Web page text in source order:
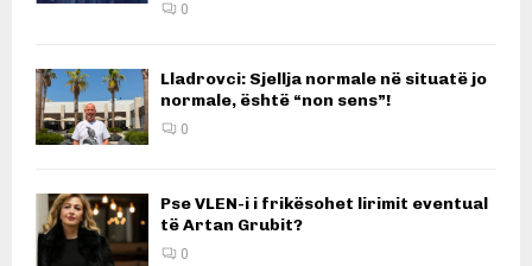
0
Lladrovci: Sjellja normale në situatë jo
normale, është “non sens”!
0
Pse VLEN-i i frikësohet lirimit eventual
të Artan Grubit?
0